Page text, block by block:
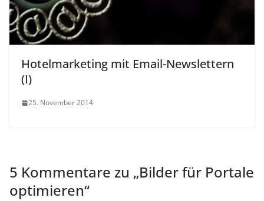
Hotelmarketing mit Email-Newslettern
(I)
25. November 2014
5 Kommentare zu „Bilder für Portale
optimieren“